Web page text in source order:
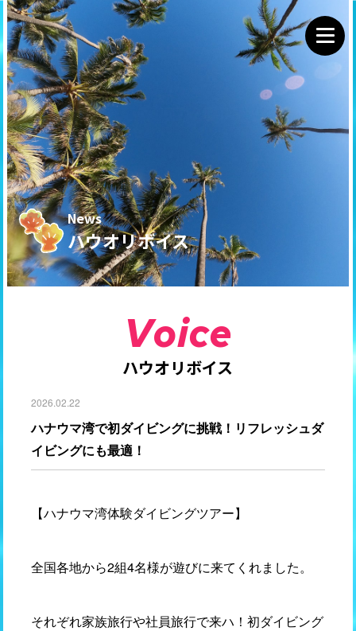
News
ハウオリボイス
Voice
ハウオリボイス
2026.02.22
ハナウマ湾で初ダイビングに挑戦！リフレッシュダ
イビングにも最適！
【ハナウマ湾体験ダイビングツアー】
全国各地から2組4名様が遊びに来てくれました。
それぞれ家族旅行や社員旅行で来ハ！初ダイビング